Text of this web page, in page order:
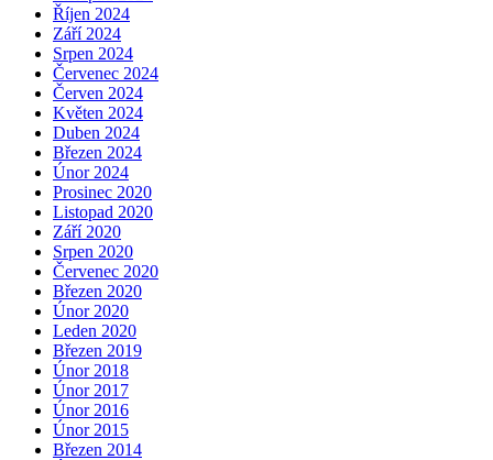
Říjen 2024
Září 2024
Srpen 2024
Červenec 2024
Červen 2024
Květen 2024
Duben 2024
Březen 2024
Únor 2024
Prosinec 2020
Listopad 2020
Září 2020
Srpen 2020
Červenec 2020
Březen 2020
Únor 2020
Leden 2020
Březen 2019
Únor 2018
Únor 2017
Únor 2016
Únor 2015
Březen 2014